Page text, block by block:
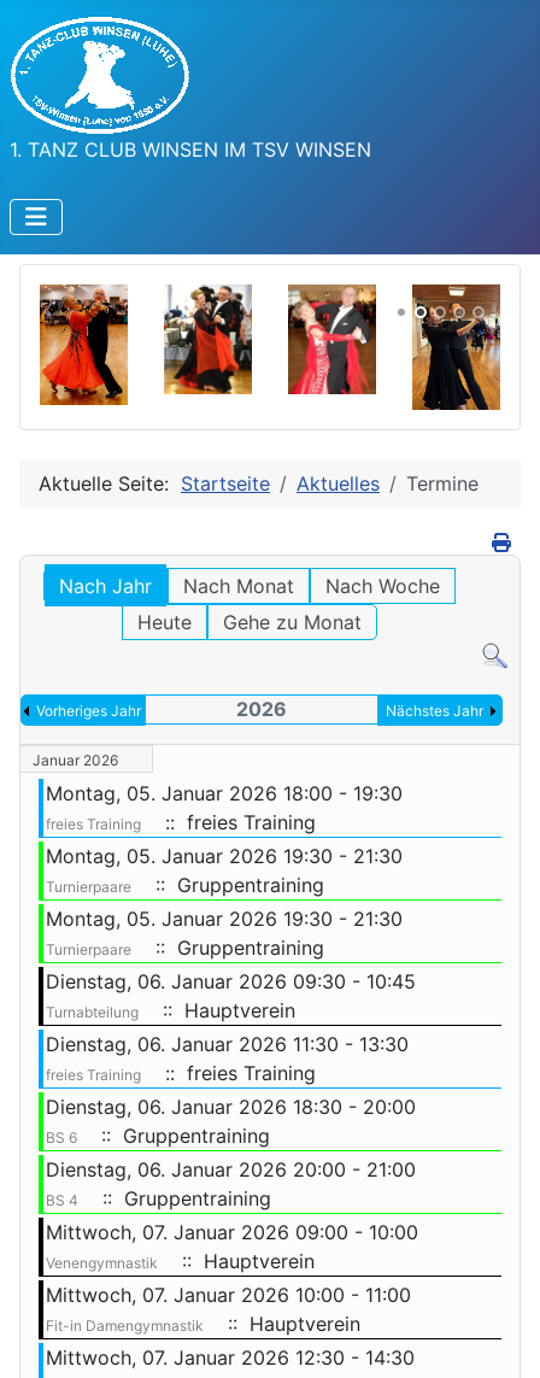
1. TANZ CLUB WINSEN IM TSV WINSEN
Aktuelle Seite: Startseite Aktuelles Termine
Nach Jahr Nach Monat
Nach Woche
Heute
Gehe zu Monat
Vorheriges Jahr 2026 Nächstes Jahr
Januar 2026
Montag, 05. Januar 2026 18:00 - 19:30
freies Training
:: freies Training
Montag, 05. Januar 2026 19:30 - 21:30
Turnierpaare
:: Gruppentraining
Montag, 05. Januar 2026 19:30 - 21:30
Turnierpaare
:: Gruppentraining
Dienstag, 06. Januar 2026 09:30 - 10:45
Turnabteilung
:: Hauptverein
Dienstag, 06. Januar 2026 11:30 - 13:30
freies Training
:: freies Training
Dienstag, 06. Januar 2026 18:30 - 20:00
BS 6
:: Gruppentraining
Dienstag, 06. Januar 2026 20:00 - 21:00
BS 4
:: Gruppentraining
Mittwoch, 07. Januar 2026 09:00 - 10:00
Venengymnastik
:: Hauptverein
Mittwoch, 07. Januar 2026 10:00 - 11:00
Fit-in Damengymnastik
:: Hauptverein
Mittwoch, 07. Januar 2026 12:30 - 14:30